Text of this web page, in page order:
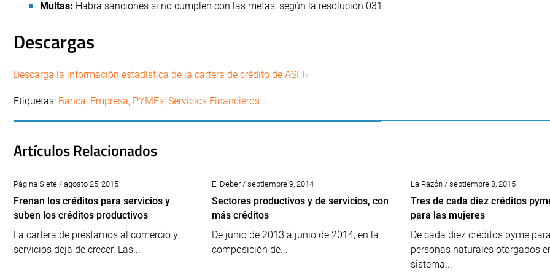
Multas: Habrá sanciones si no cumplen con las metas, según la resolución 031.
Descargas
Descarga la información estadística de la cartera de crédito de ASFI»
Etiquetas: Banca, Empresa, PYMEs, Servicios Financieros
Artículos Relacionados
Página Siete / agosto 25, 2015
Frenan los créditos para servicios y
suben los créditos productivos
La cartera de préstamos al comercio y
servicios deja de crecer. Las...
El Deber / septiembre 9, 2014
Sectores productivos y de servicios, con
más créditos
De junio de 2013 a junio de 2014, en la
composición de...
La Razón / septiembre 8, 2015
Tres de cada diez créditos
para las mujeres
De cada diez créditos pyme para
personas naturales otorgados
sistema...